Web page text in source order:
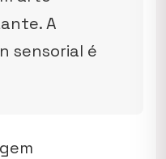
A
sensorial é